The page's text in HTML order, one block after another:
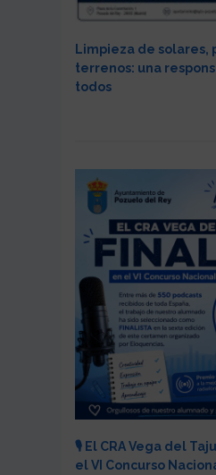
Limpieza de solares,
terrenos: una
todos
🎙️ El CRA Vega del
el VI Concurso